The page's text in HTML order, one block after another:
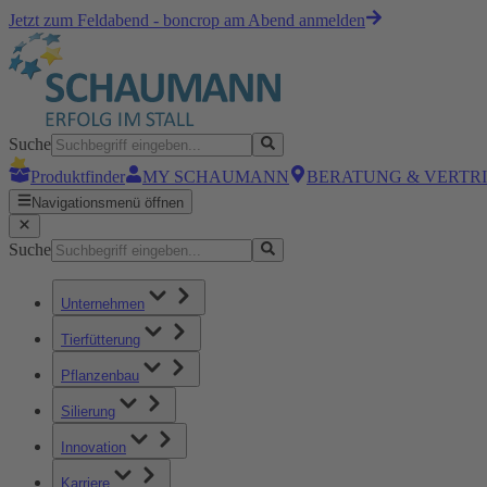
Jetzt zum Feldabend - boncrop am Abend anmelden
Suche
Produktfinder
MY SCHAUMANN BERATUNG &
Navigationsmenü öffnen
Suche
Unternehmen
Tierfütterung
Pflanzenbau
Silierung
Innovation
Karriere